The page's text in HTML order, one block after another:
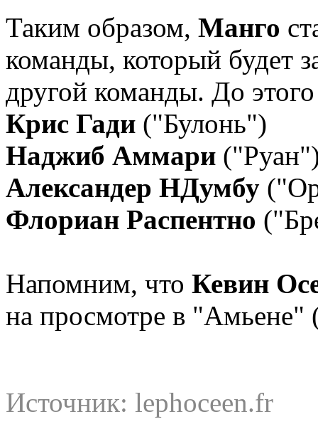
Таким образом, Манго
команды, который будет
другой команды. До
Крис Гади ("Булонь")
Наджиб Аммари
Александер НДумбу
Флориан Распентно
Напомним, что Кевин
на просмотре в "Амьене"
Источник: lephoceen.fr